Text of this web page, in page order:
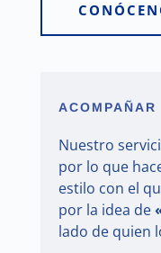
ACOMPAÑAR
Nuestro
por lo que
estilo con el
por la idea de
lado de quien